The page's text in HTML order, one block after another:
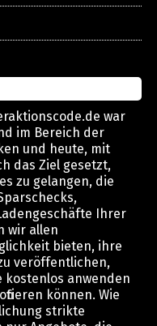
war
im Bereich der
und heute, mit
das Ziel gesetzt,
zu gelangen, die
Ihrer
wir allen
bieten, ihre
veröffentlichen,
anwenden
können. Wie
strikte